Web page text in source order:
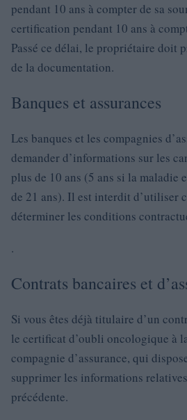
pendant 10 ans à compter de sa
certification pendant 10 ans à
Passé ce délai, le propriétaire doit
de la documentation.
Banques et assurances
Les banques et les compagnies
demander d’informations sur les
plus de 10 ans (5 ans si la maladie
de 21 ans). Il est interdit d’utiliser
déterminer les conditions
.
Contrats bancaires et
Si vous êtes déjà titulaire d’un
le certificat d’oubli oncologique à
compagnie d’assurance, qui
supprimer les informations
précédente.